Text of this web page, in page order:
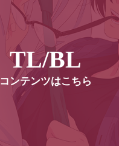
TL/BL
コンテンツはこちら